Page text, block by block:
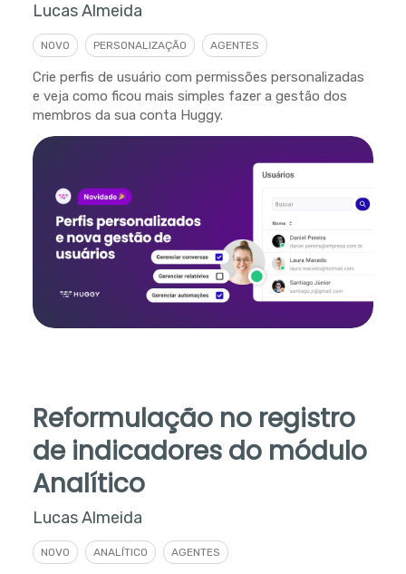
Lucas Almeida
NOVO PERSONALIZAÇÃO AGENTES
Crie perfis de usuário com permissões personalizadas
e veja como ficou mais simples fazer a gestão dos
membros da sua conta Huggy.
Reformulação no registro
de indicadores do módulo
Analítico
Lucas Almeida
NOVO ANALÍTICO AGENTES